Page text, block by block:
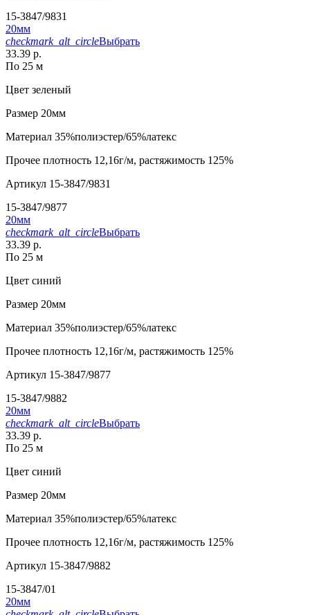
15-3847/9831
20мм
checkmark_alt_circleВыбрать
33.39 р.
По 25 м
Цвет зеленый
Размер 20мм
Материал 35%полиэстер/65%латекс
Прочее плотность 12,16г/м, растяжимость 125%
Артикул 15-3847/9831
15-3847/9877
20мм
checkmark_alt_circleВыбрать
33.39 р.
По 25 м
Цвет синий
Размер 20мм
Материал 35%полиэстер/65%латекс
Прочее плотность 12,16г/м, растяжимость 125%
Артикул 15-3847/9877
15-3847/9882
20мм
checkmark_alt_circleВыбрать
33.39 р.
По 25 м
Цвет синий
Размер 20мм
Материал 35%полиэстер/65%латекс
Прочее плотность 12,16г/м, растяжимость 125%
Артикул 15-3847/9882
15-3847/01
20мм